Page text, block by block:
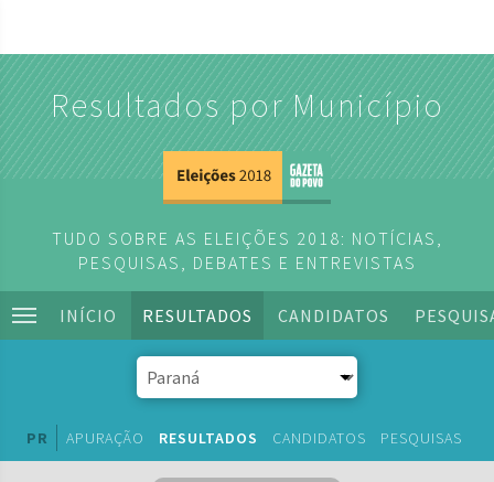
Resultados por Município
TUDO SOBRE AS ELEIÇÕES 2018: NOTÍCIAS,
PESQUISAS, DEBATES E ENTREVISTAS
INÍCIO RESULTADOS CANDIDATOS
PR APURAÇÃO RESULTADOS CANDIDATOS PESQUISAS